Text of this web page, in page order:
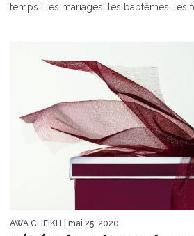
temps : les mariages, les baptêmes, les
AWA CHEIKH | mai 25, 2020